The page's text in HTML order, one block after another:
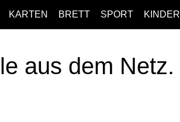
KARTEN BRETT SPORT KINDER
aus dem Netz.